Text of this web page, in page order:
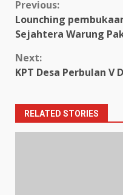
Continue
Reading
Previous:
Lounching
Sejahtera Warung
Next:
KPT Desa Perbulan V
RELATED STORIES